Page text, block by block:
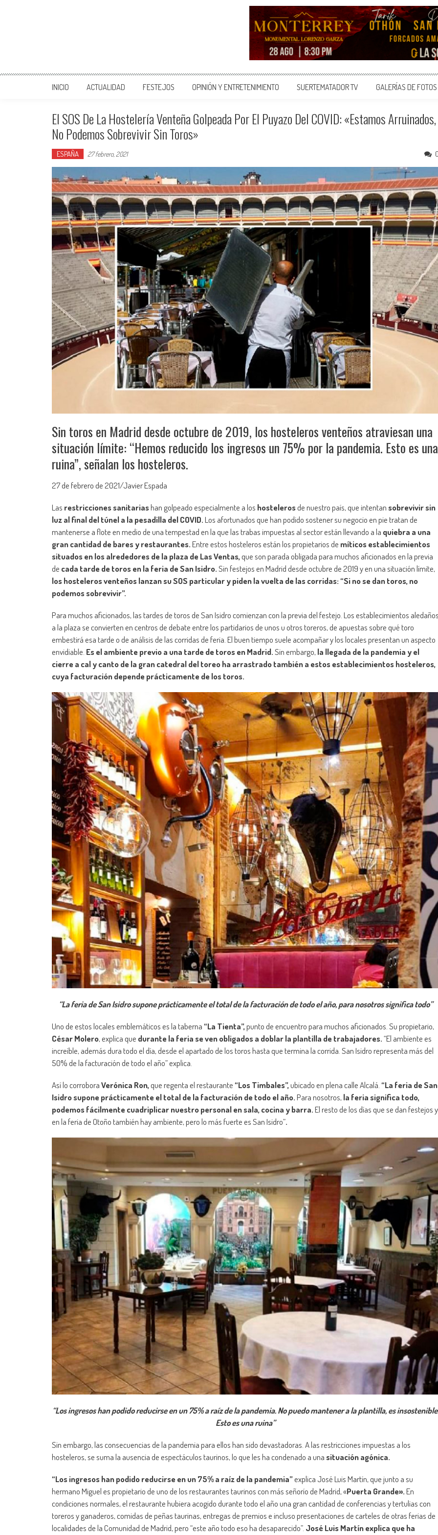
INICIO ACTUALIDAD FESTEJOS OPINIÓN Y ENTRETENIMIENTO SUERTEMATADOR TV GALERÍAS DE FOTOS
El SOS De La Hostelería Venteña Golpeada Por El Puyazo Del COVID: «Estamos Arruinados,
No Podemos Sobrevivir Sin Toros»
ESPAÑA 27 febrero, 2021
Sin toros en Madrid desde octubre de 2019, los hosteleros venteños atraviesan una
situación límite: “Hemos reducido los ingresos un 75% por la pandemia. Esto es una
ruina”, señalan los hosteleros.
27 de febrero de 2021/Javier Espada
Las restricciones sanitariashan golpeado especialmente a los hostelerosde nuestro país, que intentansobrevivir sin
luz al final del túnel a la pesadilla del COVID.Los afortunados que han podido sostener su negocio en pie tratan de
mantenerse a flote en medio de una tempestad en la que las trabas impuestas al sector están llevando a la quiebra a una
gran cantidad de bares y restaurantes.Entre estos hosteleros están los propietarios de míticos establecimientos
situados en los alrededores de la plaza de Las Ventas,que son parada obligada para muchos aficionados en la previa
de cada tarde de toros en la feria de San Isidro.Sin festejos en Madrid desde octubre de 2019 y en una situación límite,
los hosteleros venteños lanzan su SOS particular y piden la vuelta de las corridas: “Si no se dan toros, no
podemos sobrevivir”.
Para muchos aficionados, las tardes de toros de San Isidro comienzan con la previa del festejo. Los establecimientos
a la plaza se convierten en centros de debate entre los partidarios de unos u otros toreros, de apuestas sobre qué toro
embestirá esa tarde o de análisis de las corridas de feria. El buen tiempo suele acompañar y los locales presentan un aspecto
envidiable. Es el ambiente previo a una tarde de toros en Madrid.Sin embargo, la llegada de la pandemia y el
cierre a cal y canto de la gran catedral del toreo ha arrastrado también a estos establecimientos hosteleros,
cuya facturación depende prácticamente de los toros.
“La feria de San Isidro supone prácticamente el total de la facturación de todo el año, para nosotros significa todo”
Uno de estos locales emblemáticos es la taberna“La Tienta”,punto de encuentro para muchos aficionados. Su propietario,
César Molero, explica que durante la feria se ven obligados a doblar la plantilla de trabajadores.“El ambiente es
increíble, además dura todo el día, desde el apartado de los toros hasta que termina la corrida. San Isidro representa más del
50% de la facturación de todo el año” explica.
Así lo corroboraVerónica Ron,que regenta el restaurante“Los Timbales”,ubicado en plena calle Alcalá. “La feria de San
Isidro supone prácticamente el total de la facturación de todo el año.Para nosotros, la feria significa todo,
podemos fácilmente cuadriplicar nuestro personal en sala, cocina y barra.El resto de los días que se dan festejos y
en la feria de Otoño también hay ambiente, pero lo más fuerte es San Isidro”.
“Los ingresos han podido reducirse en un 75% a raíz de la pandemia. No puedo mantener a la plantilla, es
Esto es una ruina”
Sin embargo, las consecuencias de la pandemia para ellos han sido devastadoras. A las restricciones impuestas a los
hosteleros, se suma la ausencia de espectáculos taurinos, lo que les ha condenado a unasituación agónica.
“Los ingresos han podido reducirse en un 75% a raíz de la pandemia”explica José Luis Martín, que junto a su
hermano Miguel es propietario de uno de los restaurantes taurinos con más señorío de Madrid, «Puerta Grande».En
condiciones normales, el restaurante hubiera acogido durante todo el año una gran cantidad de conferencias y tertulias con
toreros y ganaderos, comidas de peñas taurinas, entregas de premios e incluso presentaciones de carteles de otras ferias de
localidades de la Comunidad de Madrid, pero “este año todo eso ha desaparecido”. José Luis Martín explica que ha